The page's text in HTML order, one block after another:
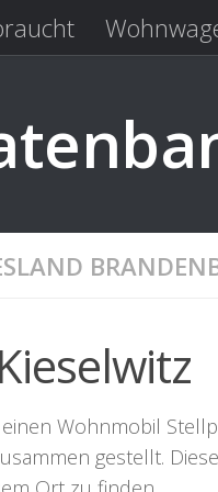
Wohnmobil
gestellt.